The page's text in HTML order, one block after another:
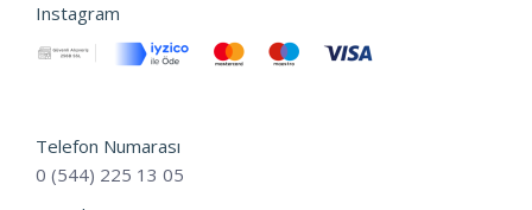
Instagram
Telefon Numarası
0 (544) 225 13 05